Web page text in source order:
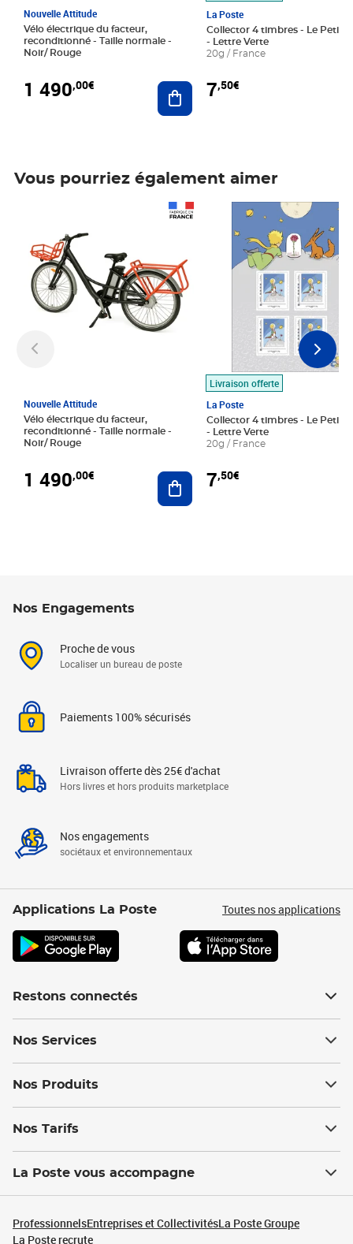
Nouvelle Attitude
Vélo électrique du facteur,
reconditionné - Taille normale -
Noir/ Rouge
1 490,00€ Ajouter au panier
La Poste
Collector 4 timbres - Le Petit
- Lettre Verte
20g / France
7,50€
Vous pourriez également aimer
Nouvelle Attitude
Vélo électrique du facteur,
reconditionné - Taille normale -
Noir/ Rouge
1 490,00€ Ajouter au panier
Livraison offerte
La Poste
Collector 4 timbres - Le Petit
- Lettre Verte
20g / France
7,50€
Prix 7,50€
Nos Engagements
Proche de vous
Localiser un bureau de poste
Paiements 100% sécurisés
Livraison offerte dès 25€ d'achat
Hors livres et hors produits marketplace
Nos engagements
sociétaux et environnementaux
Applications La Poste Toutes nos applications
Restons connectés
Nos Services
Nos Produits
Nos Tarifs
La Poste vous accompagne
ProfessionnelsEntreprises et CollectivitésLa Poste Groupe
La Poste recrute